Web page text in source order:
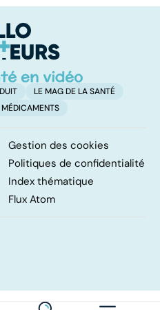
solution ?
LE MAG DE LA SANTÉ
MÉDICAMENTS
Gestion des cookies
Politiques de confidentialité
Index thématique
Flux Atom